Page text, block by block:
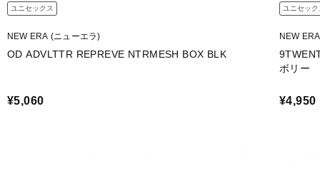
ユニセックス
NEW ERA (ニューエラ)
OD ADVLTTR REPREVE NTRMESH BOX BLK
¥5,060
ユニセック
NEW
ボリー
¥4,950